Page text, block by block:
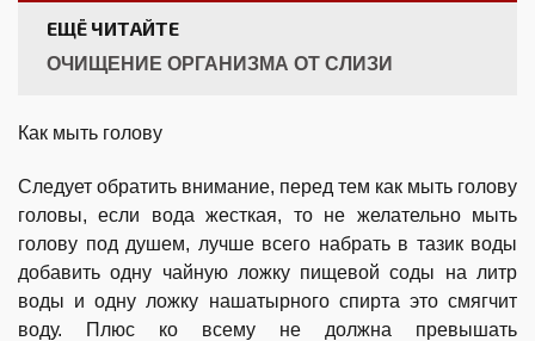
ЕЩЁ ЧИТАЙТЕ
ОЧИЩЕНИЕ ОРГАНИЗМА ОТ СЛИЗИ
Как мыть голову
Следует обратить внимание, перед тем как мыть голову
головы, если вода жесткая, то не желательно мыть
голову под душем, лучше всего набрать в тазик воды
добавить одну чайную ложку пищевой соды на литр
воды и одну ложку нашатырного спирта это смягчит
воду. Плюс ко всему не должна превышать